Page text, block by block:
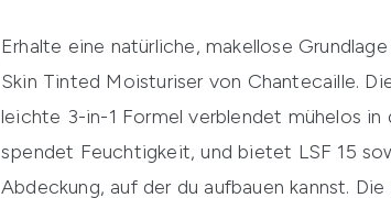
Erhalte eine natürliche, makellose
Skin Tinted Moisturiser von Chantecaille.
leichte 3-in-1 Formel verblendet mühelos
spendet Feuchtigkeit, und bietet LSF 15
Abdeckung, auf der du aufbauen kannst.